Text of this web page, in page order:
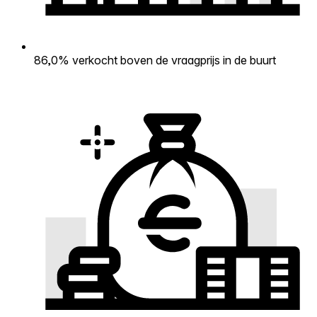
86,0% verkocht boven de vraagprijs in de buurt